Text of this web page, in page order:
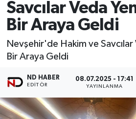
Savcılar Veda
Bir Araya Geldi
Nevşehir'de Hakim ve
Bir Araya Geldi
ND HABER
EDITÖR
08.07.2025 - 17:41
YAYINLANMA